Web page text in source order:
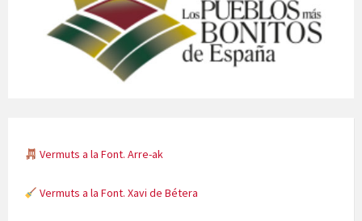
Vermuts a la Font. Arre-ak
Vermuts a la Font. Xavi de Bétera